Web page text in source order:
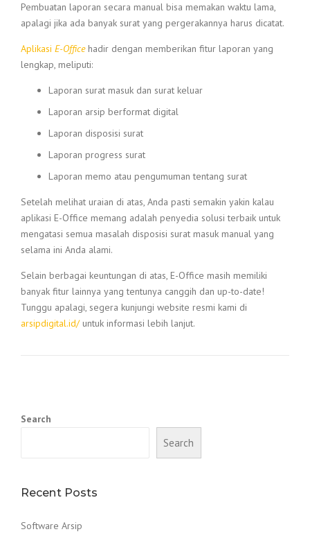
Pembuatan laporan secara manual bisa memakan waktu lama,
apalagi jika ada banyak surat yang pergerakannya harus dicatat.
Aplikasi E-Officehadir dengan memberikan fitur laporan yang
lengkap, meliputi:
Laporan surat masuk dan surat keluar
Laporan arsip berformat digital
Laporan disposisi surat
Laporan progress surat
Laporan memo atau pengumuman tentang surat
Setelah melihat uraian di atas, Anda pasti semakin yakin kalau
aplikasi E-Office memang adalah penyedia solusi terbaik untuk
mengatasi semua masalah disposisi surat masuk manual yang
selama ini Anda alami.
Selain berbagai keuntungan di atas, E-Office masih memiliki
banyak fitur lainnya yang tentunya canggih dan up-to-date!
Tunggu apalagi, segera kunjungi website resmi kami di
arsipdigital.id/untuk informasi lebih lanjut.
Search
Search
Recent Posts
Software Arsip